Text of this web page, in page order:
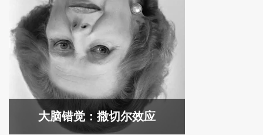
大脑错觉：撒切尔效应